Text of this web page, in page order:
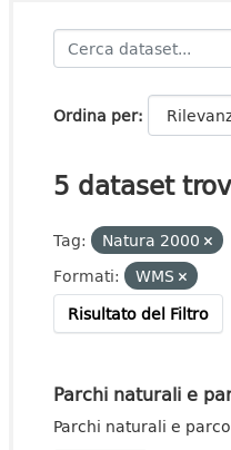
Ordina per
5 dataset
Tag: Natura 2000
Formati:
WMS
Risultato del Filtro
Parchi naturali e
Parchi naturali e